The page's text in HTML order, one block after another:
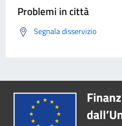
Problemi in città
Segnala disservizio